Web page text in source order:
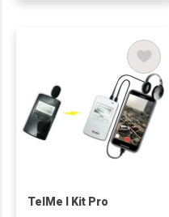
TelMe I Kit Pro